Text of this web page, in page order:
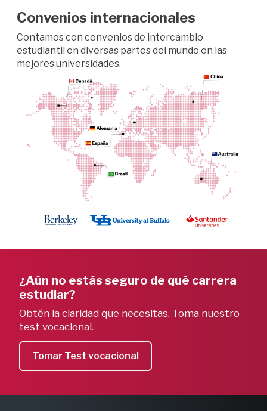
Convenios internacionales
Contamos con convenios de intercambio
estudiantil en diversas partes del mundo en las
mejores universidades.
¿Aún no estás seguro de qué carrera
estudiar?
Obtén la claridad que necesitas. Toma nuestro
test vocacional.
Tomar Test vocacional